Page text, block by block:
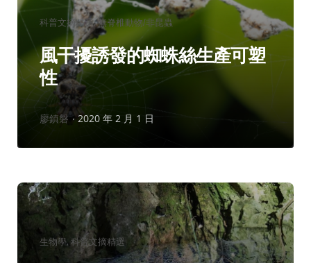
分
類：
科普文摘精選 無脊椎動物/非昆蟲
風干擾誘發的蜘蛛絲生產可塑
性
作
廖鎮磐 2020 年 2 月 1 日
分
類：
生物學 科普文摘精選